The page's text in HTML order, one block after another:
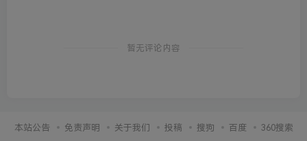
暂无评论内容
本站公告 免责声明 关于我们 投稿 搜狗 百度 360搜索